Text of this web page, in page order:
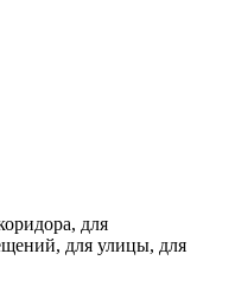
для
для улицы, для